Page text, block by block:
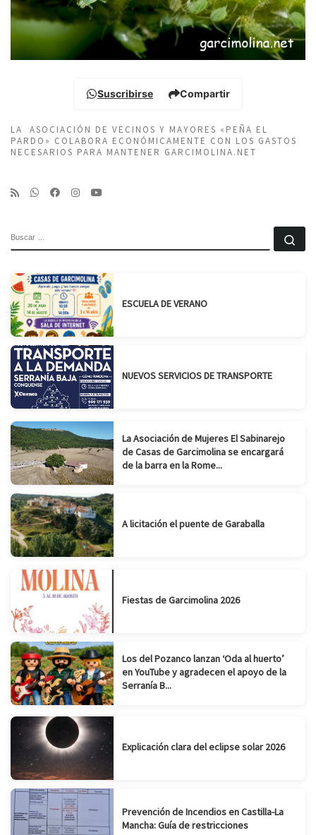
Suscribirse Compartir
LA ASOCIACIÓN DE VECINOS Y MAYORES «PEÑA EL
PARDO» COLABORA ECONÓMICAMENTE CON LOS GASTOS
NECESARIOS PARA MANTENER GARCIMOLINA.NET
BUSCAR
ESCUELA DE VERANO
NUEVOS SERVICIOS DE TRANSPORTE
La Asociación de Mujeres El Sabinarejo
de Casas de Garcimolina se encargará
de la barra en la Rome...
A licitación el puente de Garaballa
Fiestas de Garcimolina 2026
Los del Pozanco lanzan ‘Oda al huerto’
en YouTube y agradecen el apoyo de la
Serranía B...
Explicación clara del eclipse solar 2026
Prevención de Incendios en Castilla-La
Mancha: Guía de restricciones